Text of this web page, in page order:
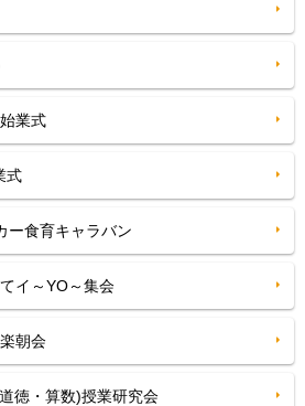
業式
式
食育キャラバン
イ～YO～集会
朝会
徳・算数)授業研究会